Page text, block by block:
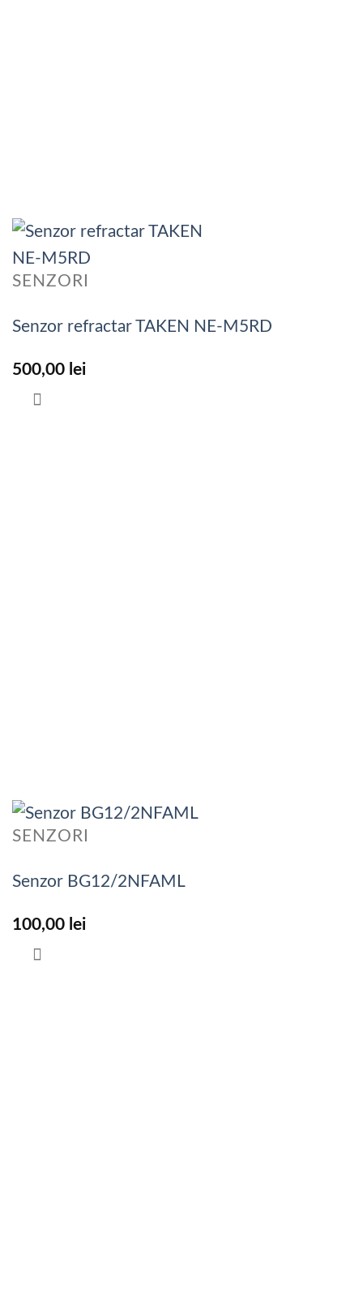
SENZORI
Senzor refractar TAKEN NE-M5RD
500,00 lei
SENZORI
Senzor BG12/2NFAML
100,00 lei